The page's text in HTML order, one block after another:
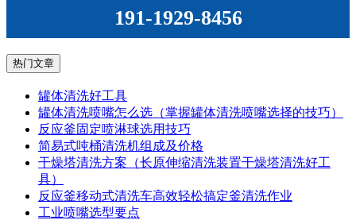
191-1929-8456
热门文章
罐体清洗好工具
罐体清洗喷嘴怎么选（掌握罐体清洗喷嘴选择的技巧）
反应釜固定喷淋球选用技巧
简易式吨桶清洗机组成及价格
干燥塔清洗方案（长原伸缩清洗装置干燥塔清洗好工
具）
反应釜移动式清洗车高效轻松搞定釜清洗作业
工业喷嘴选型要点